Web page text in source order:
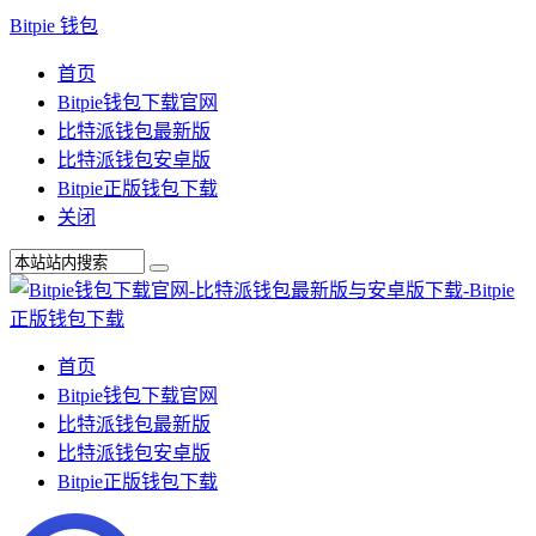
Bitpie 钱包
首页
Bitpie钱包下载官网
比特派钱包最新版
比特派钱包安卓版
Bitpie正版钱包下载
关闭
首页
Bitpie钱包下载官网
比特派钱包最新版
比特派钱包安卓版
Bitpie正版钱包下载